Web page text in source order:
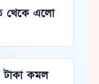
থেকে এলো
কমল